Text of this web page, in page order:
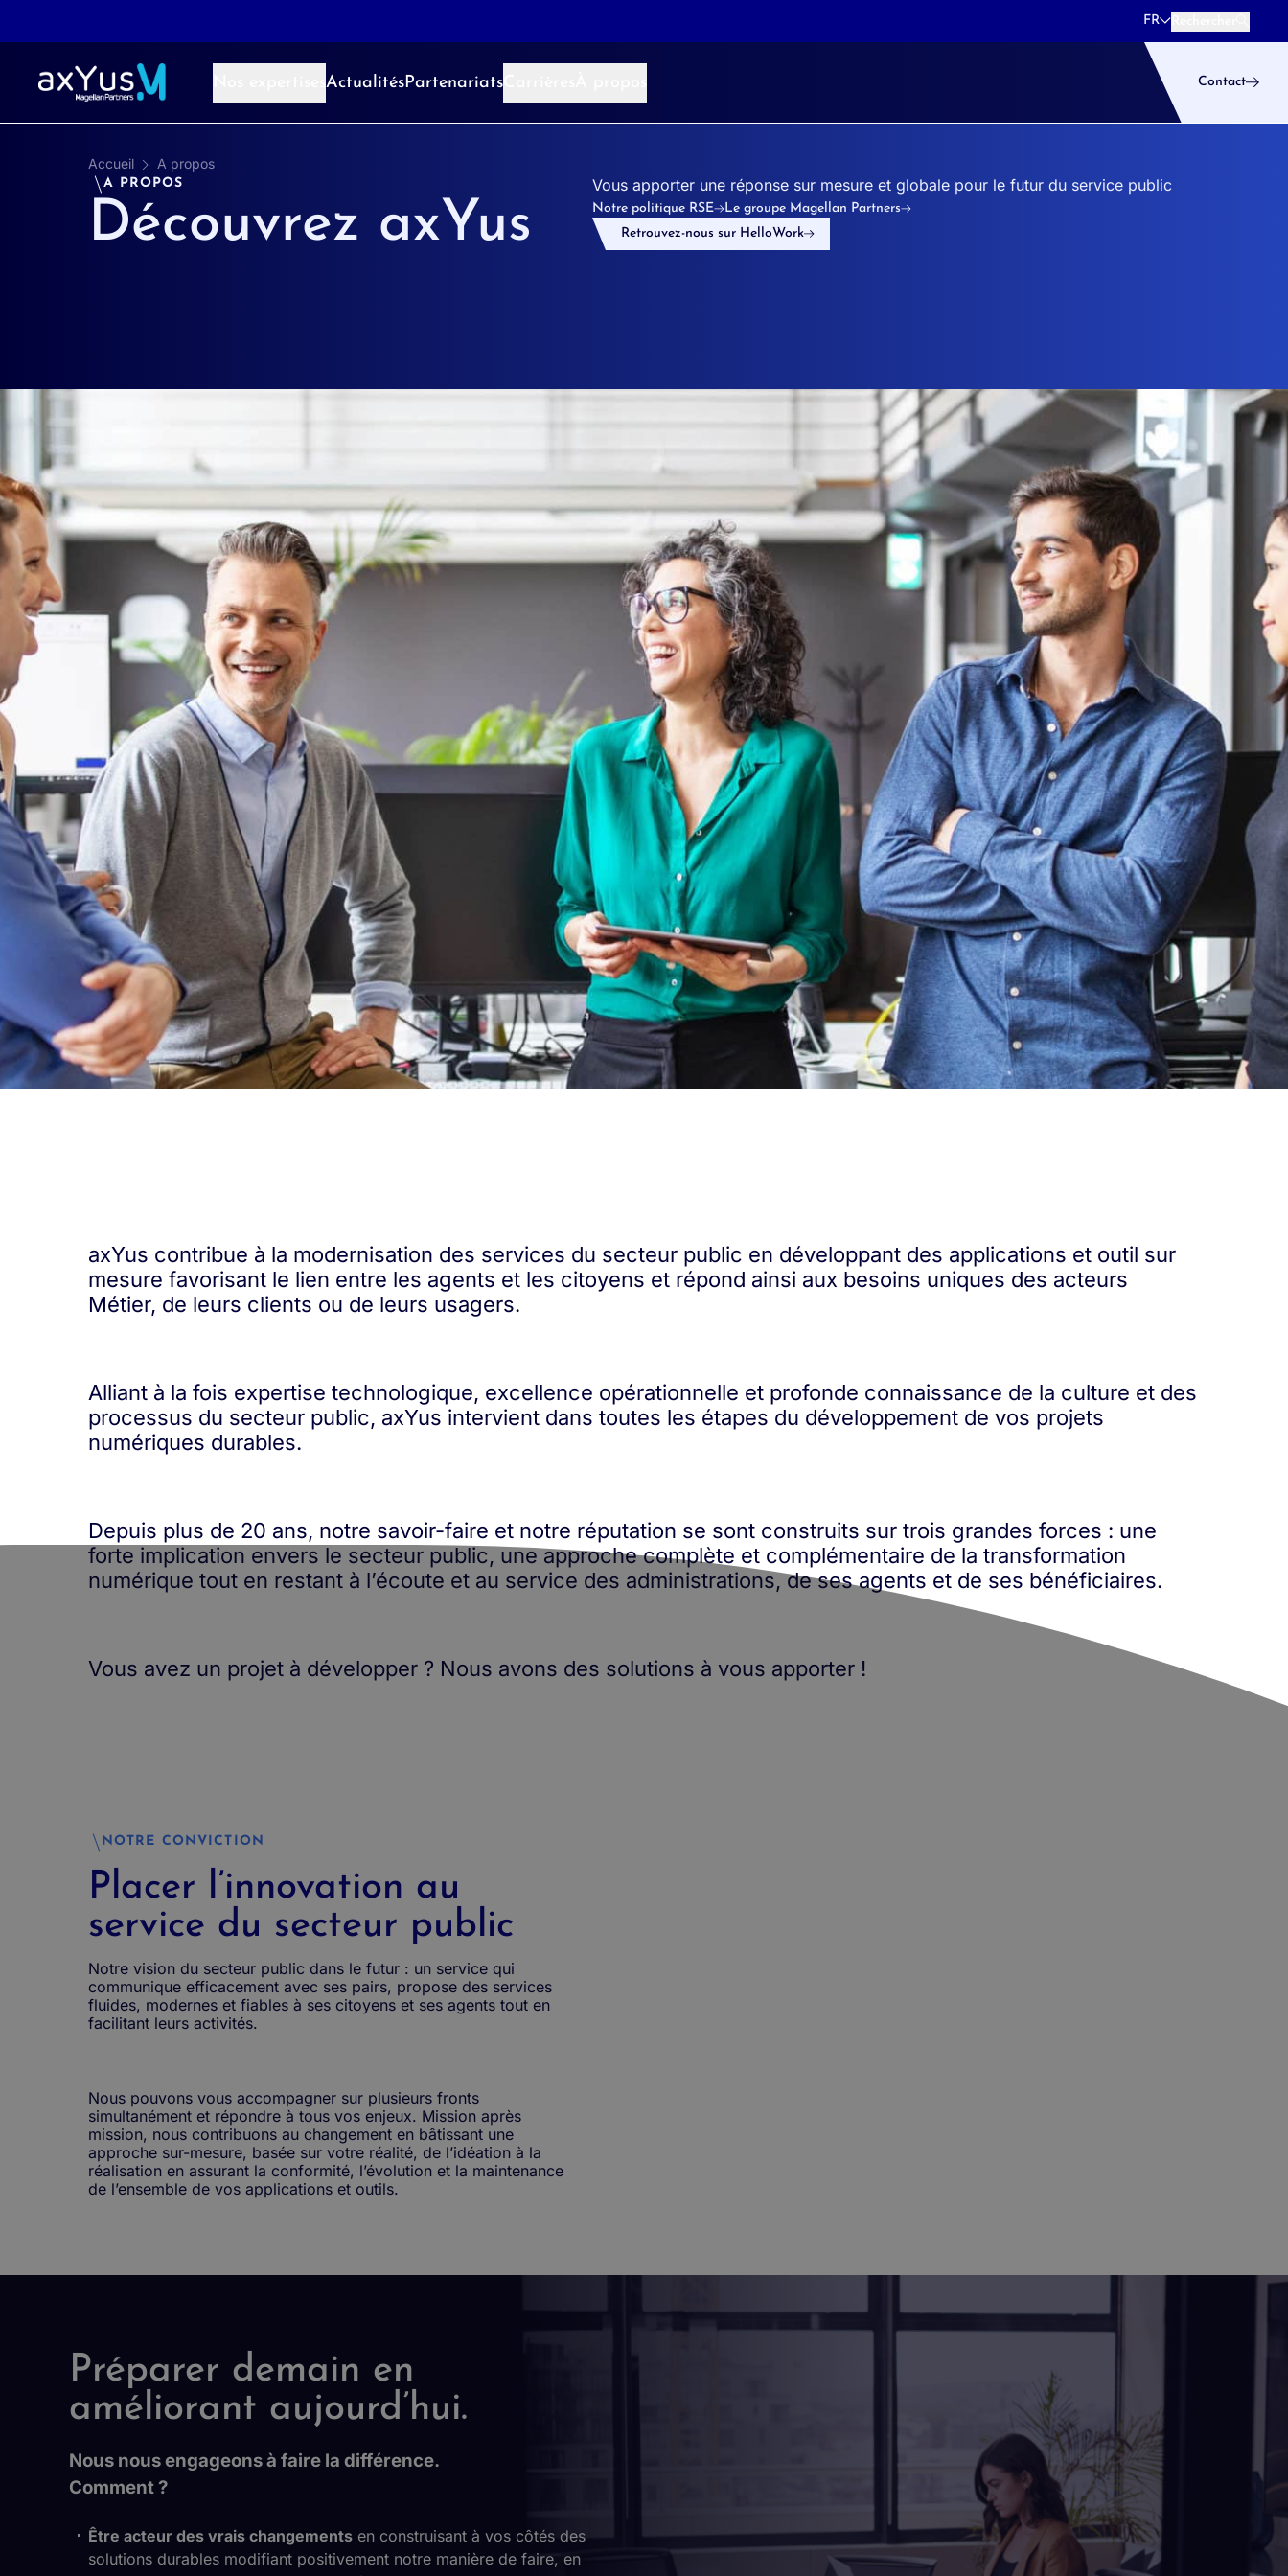
FR
Rechercher
Nos expertisesActualitésPartenariats Contact
Accueil A propos
A PROPOS
Découvrez axYus
Vous apporter une réponse sur mesure et globale pour le futur du service public
Notre politique RSE
Le groupe Magellan Partners
Retrouvez-nous sur HelloWork
axYus contribue à la modernisation des services du secteur public en développant des applications et outil sur
mesure favorisant le lien entre les agents et les citoyens et répond ainsi aux besoins uniques des acteurs
Métier, de leurs clients ou de leurs usagers.
Alliant à la fois expertise technologique, excellence opérationnelle et profonde connaissance de la culture et des
processus du secteur public, axYus intervient dans toutes les étapes du développement de vos projets
numériques durables.
Depuis plus de 20 ans, notre savoir-faire et notre réputation se sont construits sur trois grandes forces : une
forte implication envers le secteur public, une approche complète et complémentaire de la transformation
numérique tout en restant à l’écoute et au service des administrations, de ses agents et de ses bénéficiaires.
Vous avez un projet à développer ? Nous avons des solutions à vous apporter !
NOTRE CONVICTION
Placer l’innovation au
service du secteur public
Notre vision du secteur public dans le futur : un service qui
communique efficacement avec ses pairs, propose des services
fluides, modernes et fiables à ses citoyens et ses agents tout en
facilitant leurs activités.
Nous pouvons vous accompagner sur plusieurs fronts
simultanément et répondre à tous vos enjeux. Mission après
mission, nous contribuons au changement en bâtissant une
approche sur-mesure, basée sur votre réalité, de l’idéation à la
réalisation en assurant la conformité, l’évolution et la maintenance
de l’ensemble de vos applications et outils.
Préparer demain en
améliorant aujourd’hui.
Nous nous engageons à faire la différence.
Comment ?
Être acteur des vrais changements en construisant à vos côtés des
solutions durables modifiant positivement notre manière de faire, en